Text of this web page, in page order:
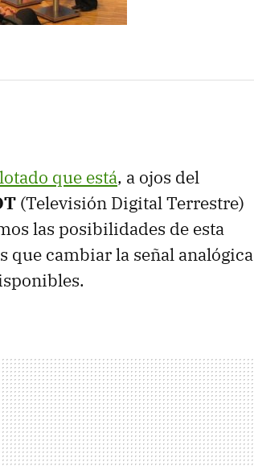
que está, a ojos del
(Televisión Digital Terrestre)
las posibilidades de esta
que cambiar la señal analógica